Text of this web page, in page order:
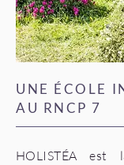
UNE ÉCOLE
AU RNCP 7
HOLISTÉA est